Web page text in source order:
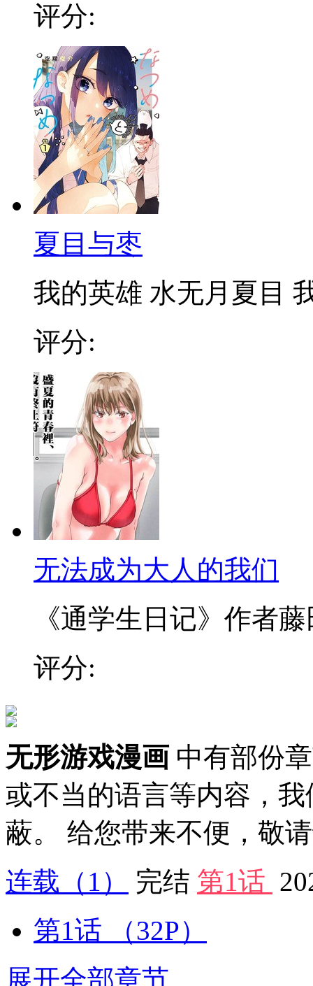
评分:
夏目与枣
我的英雄 水无月夏目
评分:
无法成为大人的我们
《通学生日记》作者
评分:
无形游戏漫画 中有部份
或不当的语言等内容，
蔽。 给您带来不便，敬
连载 （1） 完结 第1话
第1话
（32P）
展开全部章节